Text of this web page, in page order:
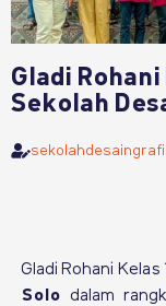
Gladi Rohani
Sekolah
Gladi Rohani Kelas
Solo dalam